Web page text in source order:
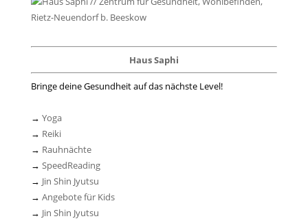
Haus Saphi
Bringe deine Gesundheit auf das nächste Level!
→ Yoga
→ Reiki
→ Rauhnächte
→ SpeedReading
→ Jin Shin Jyutsu
→ Angebote für Kids
→ Jin Shin Jyutsu